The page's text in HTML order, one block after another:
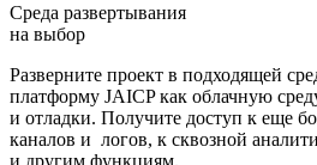
Среда развертывания
на выбор
Разверните проект в подходящей
платформу JAICP как облачную
и отладки. Получите доступ к еще
каналов и логов, к сквозной
и другим функциям.